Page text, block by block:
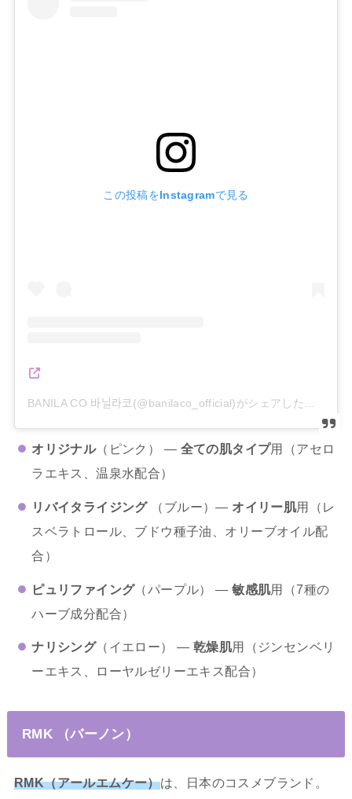
この投稿をInstagramで見る
オリジナル（ピンク） ― 全ての肌タイプ用（アセロ
ラエキス、温泉水配合）
リバイタライジング （ブルー）― オイリー肌用（レ
スベラトロール、ブドウ種子油、オリーブオイル配
合）
ピュリファイング（パープル） ― 敏感肌用（7種の
ハーブ成分配合）
ナリシング（イエロー） ― 乾燥肌用（ジンセンベリ
ーエキス、ローヤルゼリーエキス配合）
RMK （バーノン）
RMK（アールエムケー）は、日本のコスメブランド。